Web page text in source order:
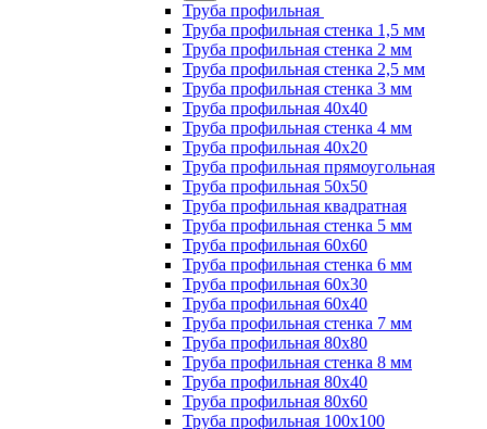
Труба профильная
Труба профильная стенка 1,5 мм
Труба профильная стенка 2 мм
Труба профильная стенка 2,5 мм
Труба профильная стенка 3 мм
Труба профильная 40х40
Труба профильная стенка 4 мм
Труба профильная 40х20
Труба профильная прямоугольная
Труба профильная 50х50
Труба профильная квадратная
Труба профильная стенка 5 мм
Труба профильная 60х60
Труба профильная стенка 6 мм
Труба профильная 60х30
Труба профильная 60х40
Труба профильная стенка 7 мм
Труба профильная 80х80
Труба профильная стенка 8 мм
Труба профильная 80х40
Труба профильная 80х60
Труба профильная 100х100